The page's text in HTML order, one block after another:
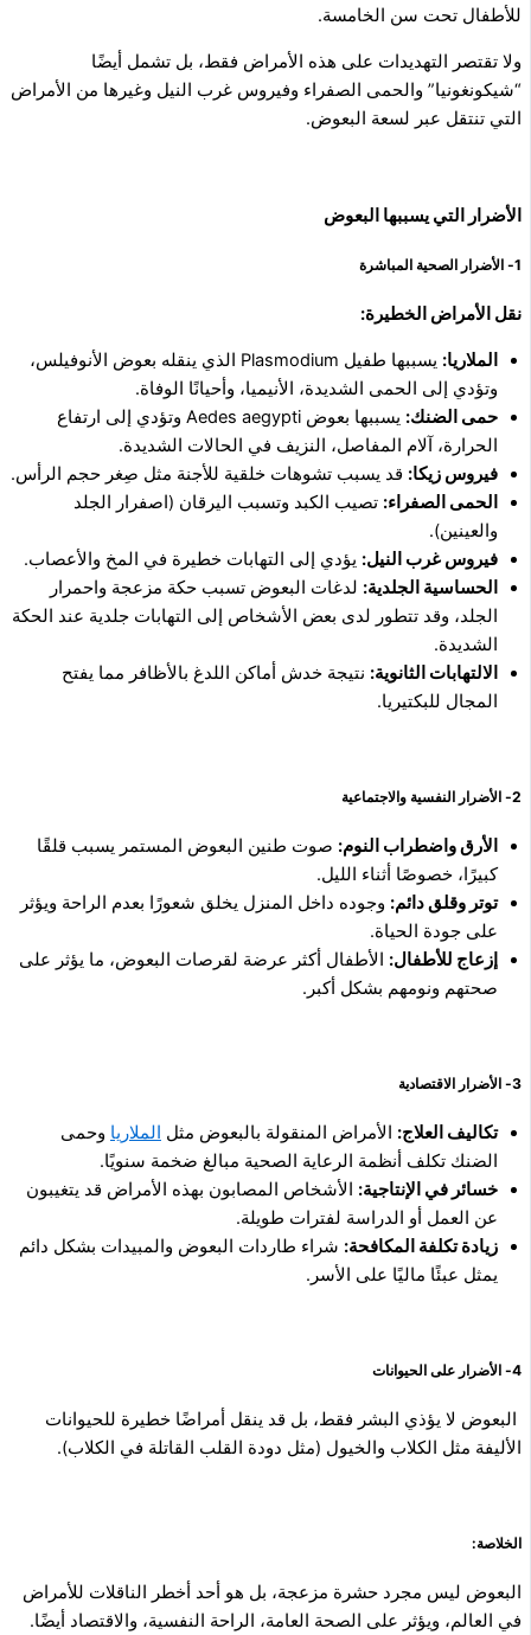
للأطفال تحت سن الخامسة.
ولا تقتصر التهديدات على هذه الأمراض فقط، بل تشمل أيضًا
“شيكونغونيا” والحمى الصفراء وفيروس غرب النيل وغيرها من الأمراض
التي تنتقل عبر لسعة البعوض.
الأضرار التي يسببها البعوض
1- الأضرار الصحية المباشرة
نقل الأمراض الخطيرة:
الملاريا:
يسببها طفيل Plasmodium الذي ينقله بعوض الأنوفيلس،
وتؤدي إلى الحمى الشديدة، الأنيميا، وأحيانًا الوفاة.
حمى الضنك:
يسببها بعوض Aedes aegypti وتؤدي إلى ارتفاع
الحرارة، آلام المفاصل، النزيف في الحالات الشديدة.
فيروس زيكا: قد يسبب تشوهات خلقية للأجنة مثل صِغر حجم الرأس.
الحمى الصفراء: تصيب الكبد وتسبب اليرقان (اصفرار الجلد
والعينين).
فيروس غرب النيل: يؤدي إلى التهابات خطيرة في المخ والأعصاب.
الحساسية الجلدية: لدغات البعوض تسبب حكة مزعجة واحمرار
الجلد، وقد تتطور لدى بعض الأشخاص إلى التهابات جلدية عند الحكة
الشديدة.
الالتهابات الثانوية: نتيجة خدش أماكن اللدغ بالأظافر مما يفتح
المجال للبكتيريا.
2- الأضرار النفسية والاجتماعية
الأرق واضطراب النوم: صوت طنين البعوض المستمر يسبب قلقًا
كبيرًا، خصوصًا أثناء الليل.
توتر وقلق دائم: وجوده داخل المنزل يخلق شعورًا بعدم الراحة ويؤثر
على جودة الحياة.
إزعاج للأطفال: الأطفال أكثر عرضة لقرصات البعوض، ما يؤثر على
صحتهم ونومهم بشكل أكبر.
3- الأضرار الاقتصادية
تكاليف العلاج: الأمراض المنقولة بالبعوض مثل الملاريا وحمى
الضنك تكلف أنظمة الرعاية الصحية مبالغ ضخمة سنويًا.
خسائر في الإنتاجية: الأشخاص المصابون بهذه الأمراض قد يتغيبون
عن العمل أو الدراسة لفترات طويلة.
زيادة تكلفة المكافحة: شراء طاردات البعوض والمبيدات بشكل دائم
يمثل عبئًا ماليًا على الأسر.
4- الأضرار على الحيوانات
البعوض لا يؤذي البشر فقط، بل قد ينقل أمراضًا خطيرة للحيوانات
الأليفة مثل الكلاب والخيول (مثل دودة القلب القاتلة في الكلاب).
الخلاصة:
البعوض ليس مجرد حشرة مزعجة، بل هو أحد أخطر الناقلات للأمراض
في العالم، ويؤثر على الصحة العامة، الراحة النفسية، والاقتصاد أيضًا.